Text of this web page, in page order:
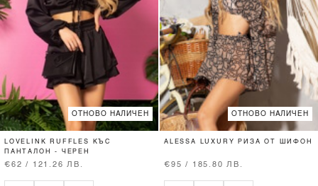
ОТНОВО НАЛИЧЕН
LOVELINK RUFFLES КЪС
ПАНТАЛОН - ЧЕРЕН
€62 / 121.26 ЛВ.
ОТНОВО НАЛИЧЕН
ALESSA LUXURY РИЗА ОТ ШИФОН
€95 / 185.80 ЛВ.